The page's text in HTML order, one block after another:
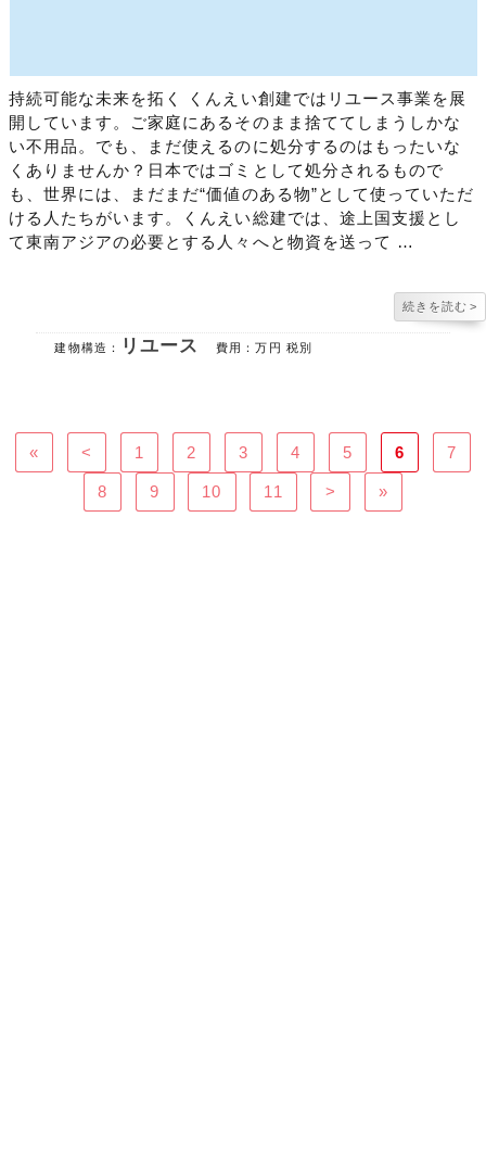
持続可能な未来を拓く くんえい創建ではリユース事業を展
開しています。ご家庭にあるそのまま捨ててしまうしかな
い不用品。でも、まだ使えるのに処分するのはもったいな
くありませんか？日本ではゴミとして処分されるもので
も、世界には、まだまだ“価値のある物”として使っていただ
ける人たちがいます。くんえい総建では、途上国支援とし
て東南アジアの必要とする人々へと物資を送って …
続きを読む >
建物構造： リユース 費用：万円 税別
« < 1 2 3 4 5 6 7
8 9 10 11 > »